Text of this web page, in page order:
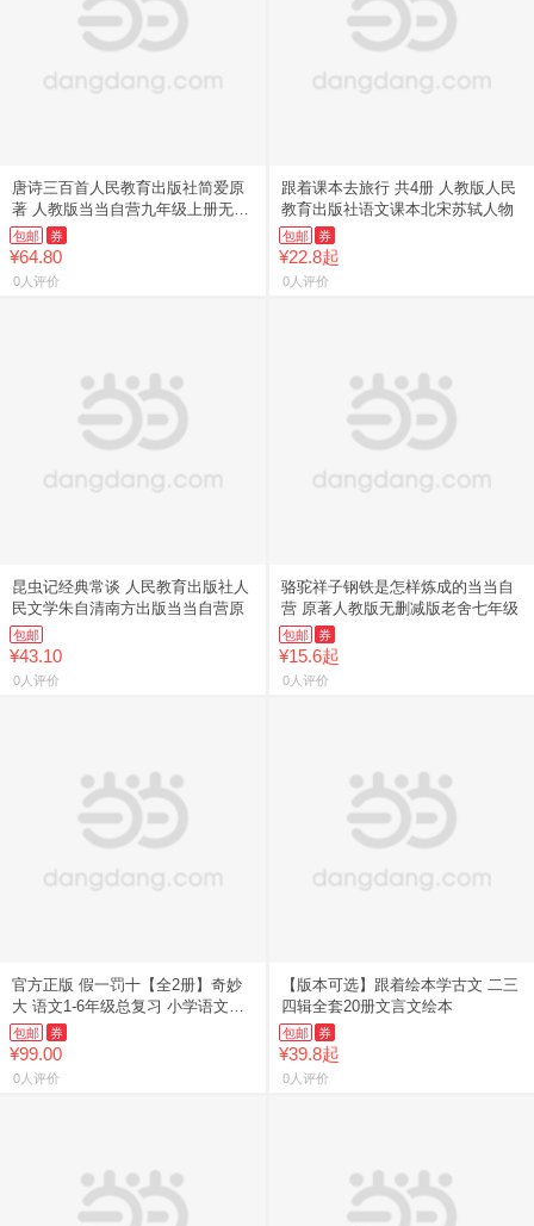
唐诗三百首人民教育出版社简爱原
著 人教版当当自营九年级上册无删
减
包邮 券
¥64.80
0人评价
跟着课本去旅行 共4册 人教版人民
教育出版社语文课本北宋苏轼人物
包邮 券
¥22.8起
0人评价
昆虫记经典常谈 人民教育出版社人
民文学朱自清南方出版当当自营原
包邮
¥43.10
0人评价
骆驼祥子钢铁是怎样炼成的当当自
营 原著人教版无删减版老舍七年级
包邮 券
¥15.6起
0人评价
官方正版 假一罚十【全2册】奇妙
大 语文1-6年级总复习 小学语文考
点
包邮 券
¥99.00
0人评价
【版本可选】跟着绘本学古文 二三
四辑全套20册文言文绘本
包邮 券
¥39.8起
0人评价